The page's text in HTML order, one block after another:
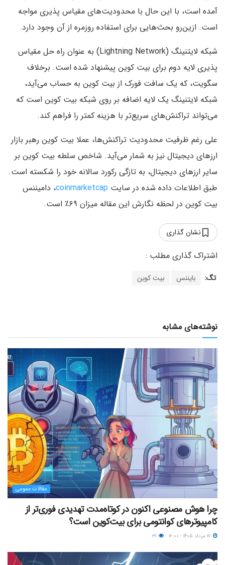
آمده است، با این حال با محدودیت‌های مقیاس پذیری مواجه
است. ازین‌رو بحث‌هایی برای استفاده روزمره از آن وجود دارد.
شبکه لایتنینگ (Lightning Network) به عنوان راه حل مقیاس
پذیری لایه دوم برای بیت کوین پیشنهاد شده است. برخلاف
سگویت، که یک سافت فورک از بیت کوین به حساب می‌آید،
شبکه لایتنینگ یک لایه اضافه بر روی شبکه بیت کوین است که
می‌تواند تراکنش‌های سریع‌تر با هزینه کمتر را فراهم کند.
علی رغم ظرفیت محدودیت تراکنش‌ها، عملا بیت کوین رهبر بازار
ارزهای دیجیتال نیز به شمار می‌آید. شاخص سلطه بیت کوین بر
سایر ارزهای دیجیتال، به تازگی رکورد سالانه خود را شکسته است.
طبق اطلاعات داده شده در سایت coinmarketcap، دامیننس
بیت کوین در لحظه نگارش این مقاله میزان ۶۹٪ است.
نشان گذاری
تگ: بایننس بیت کوین
نوشته‌های مشابه
مقالات عمومی
چرا هوش مصنوعی اکنون در کوتاه‌مدت تهدیدی فوری‌تر از
کامپیوترهای کوانتومی برای بیت‌کوین است؟